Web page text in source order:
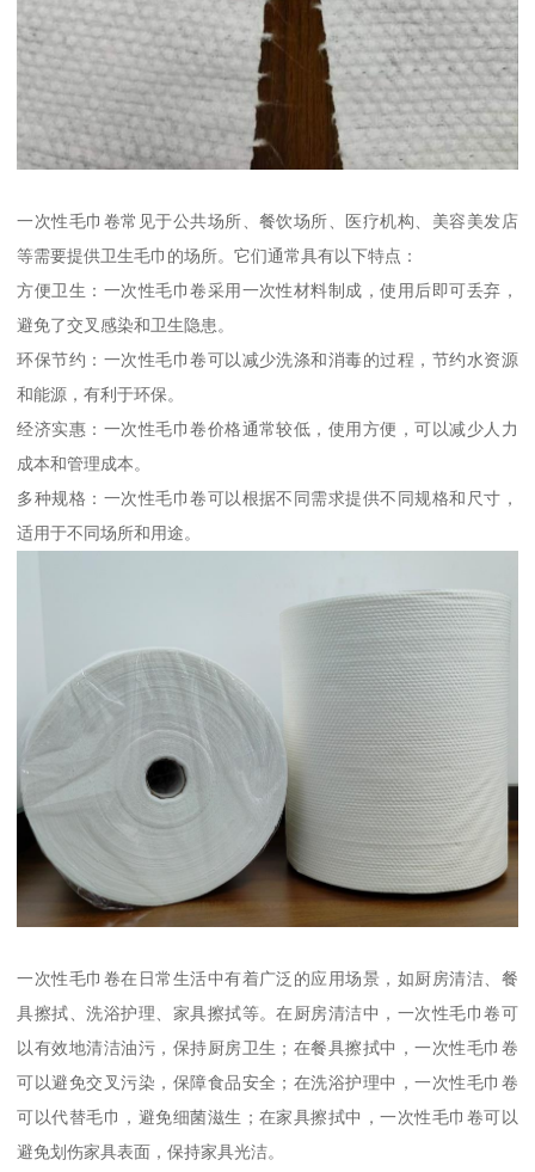
一次性毛巾卷常见于公共场所、餐饮场所、医疗机构、美容美发店
等需要提供卫生毛巾的场所。它们通常具有以下特点：
方便卫生：一次性毛巾卷采用一次性材料制成，使用后即可丢弃，
避免了交叉感染和卫生隐患。
环保节约：一次性毛巾卷可以减少洗涤和消毒的过程，节约水资源
和能源，有利于环保。
经济实惠：一次性毛巾卷价格通常较低，使用方便，可以减少人力
成本和管理成本。
多种规格：一次性毛巾卷可以根据不同需求提供不同规格和尺寸，
适用于不同场所和用途。
一次性毛巾卷在日常生活中有着广泛的应用场景，如厨房清洁、餐
具擦拭、洗浴护理、家具擦拭等。在厨房清洁中，一次性毛巾卷可
以有效地清洁油污，保持厨房卫生；在餐具擦拭中，一次性毛巾卷
可以避免交叉污染，保障食品安全；在洗浴护理中，一次性毛巾卷
可以代替毛巾，避免细菌滋生；在家具擦拭中，一次性毛巾卷可以
避免划伤家具表面，保持家具光洁。